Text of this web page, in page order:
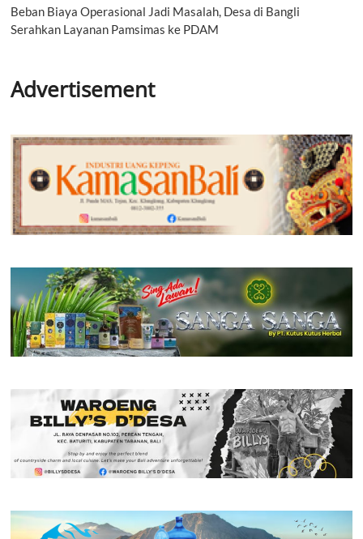
Beban Biaya Operasional Jadi Masalah, Desa di Bangli
Serahkan Layanan Pamsimas ke PDAM
Advertisement